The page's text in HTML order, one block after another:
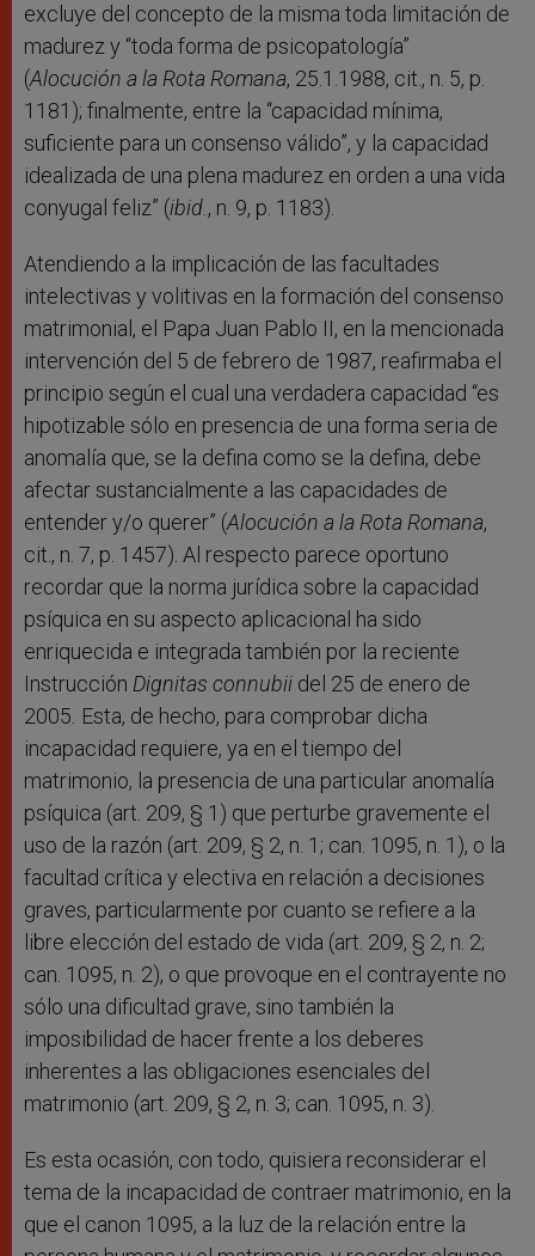
excluye del concepto de la misma toda limitación de
madurez y “toda forma de psicopatología”
(Alocución a la Rota Romana, 25.1.1988, cit., n. 5, p.
1181); finalmente, entre la “capacidad mínima,
suficiente para un consenso válido”, y la capacidad
idealizada de una plena madurez en orden a una vida
conyugal feliz” (ibid., n. 9, p. 1183).
Atendiendo a la implicación de las facultades
intelectivas y volitivas en la formación del consenso
matrimonial, el Papa Juan Pablo II, en la mencionada
intervención del 5 de febrero de 1987, reafirmaba el
principio según el cual una verdadera capacidad “es
hipotizable sólo en presencia de una forma seria de
anomalía que, se la defina como se la defina, debe
afectar sustancialmente a las capacidades de
entender y/o querer” (Alocución a la Rota Romana,
cit., n. 7, p. 1457). Al respecto parece oportuno
recordar que la norma jurídica sobre la capacidad
psíquica en su aspecto aplicacional ha sido
enriquecida e integrada también por la reciente
Instrucción Dignitas connubii del 25 de enero de
2005. Esta, de hecho, para comprobar dicha
incapacidad requiere, ya en el tiempo del
matrimonio, la presencia de una particular anomalía
psíquica (art. 209, § 1) que perturbe gravemente el
uso de la razón (art. 209, § 2, n. 1; can. 1095, n. 1), o la
facultad crítica y electiva en relación a decisiones
graves, particularmente por cuanto se refiere a la
libre elección del estado de vida (art. 209, § 2, n. 2;
can. 1095, n. 2), o que provoque en el contrayente no
sólo una dificultad grave, sino también la
imposibilidad de hacer frente a los deberes
inherentes a las obligaciones esenciales del
matrimonio (art. 209, § 2, n. 3; can. 1095, n. 3).
Es esta ocasión, con todo, quisiera reconsiderar el
tema de la incapacidad de contraer matrimonio, en la
que el canon 1095, a la luz de la relación entre la